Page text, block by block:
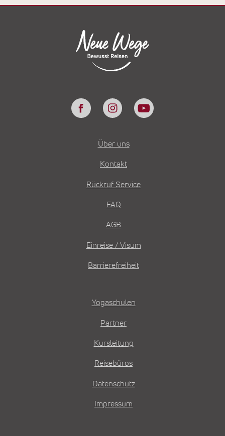
Über uns
Kontakt
Rückruf Service
FAQ
AGB
Einreise / Visum
Barrierefreiheit
Yogaschulen
Partner
Kursleitung
Reisebüros
Datenschutz
Impressum